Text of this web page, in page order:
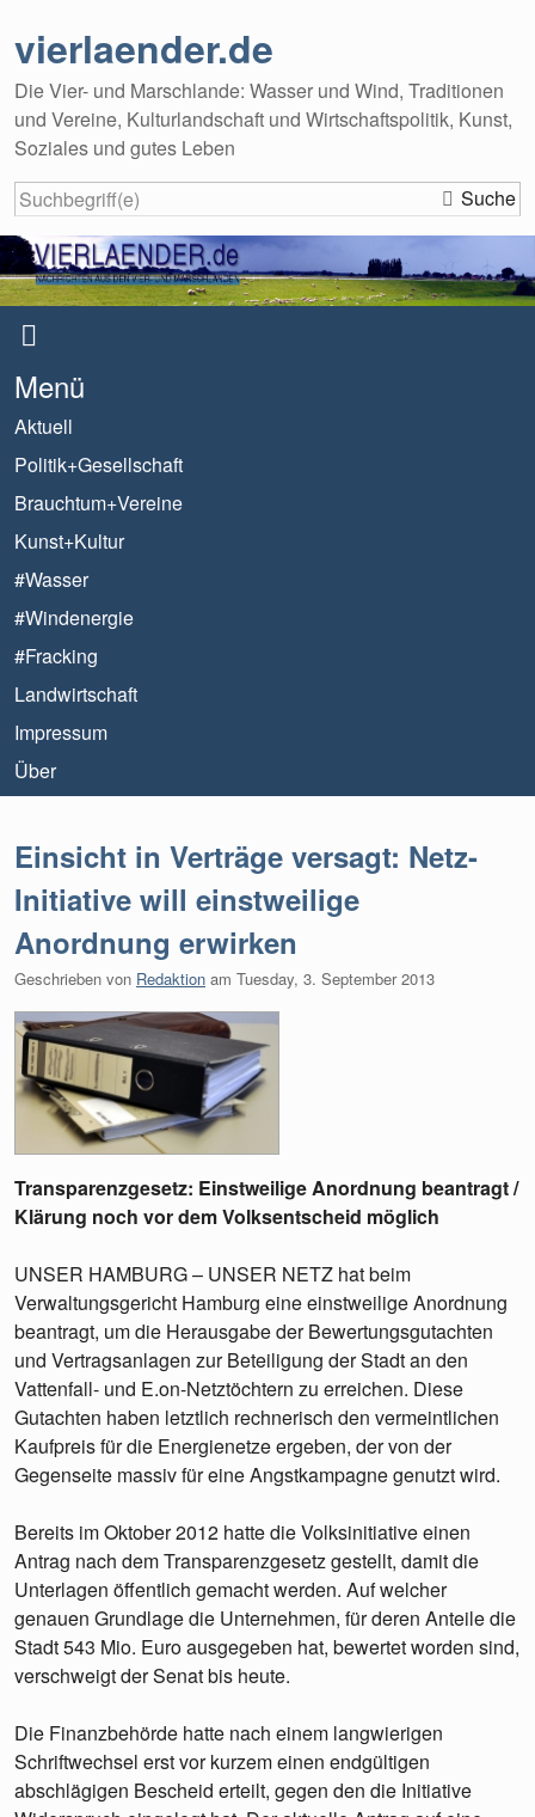
vierlaender.de
Die Vier- und Marschlande: Wasser und Wind, Traditionen
und Vereine, Kulturlandschaft und Wirtschaftspolitik, Kunst,
Soziales und gutes Leben
Suche
Menü
Aktuell
Politik+Gesellschaft
Brauchtum+Vereine
Kunst+Kultur
#Wasser
#Windenergie
#Fracking
Landwirtschaft
Impressum
Über
Einsicht in Verträge versagt: Netz-
Initiative will einstweilige
Anordnung erwirken
Geschrieben von Redaktion am Tuesday, 3. September 2013
Transparenzgesetz: Einstweilige Anordnung beantragt /
Klärung noch vor dem Volksentscheid möglich
UNSER HAMBURG – UNSER NETZ hat beim
Verwaltungsgericht Hamburg eine einstweilige Anordnung
beantragt, um die Herausgabe der Bewertungsgutachten
und Vertragsanlagen zur Beteiligung der Stadt an den
Vattenfall- und E.on-Netztöchtern zu erreichen. Diese
Gutachten haben letztlich rechnerisch den vermeintlichen
Kaufpreis für die Energienetze ergeben, der von der
Gegenseite massiv für eine Angstkampagne genutzt wird.
Bereits im Oktober 2012 hatte die Volksinitiative einen
Antrag nach dem Transparenzgesetz gestellt, damit die
Unterlagen öffentlich gemacht werden. Auf welcher
genauen Grundlage die Unternehmen, für deren Anteile die
Stadt 543 Mio. Euro ausgegeben hat, bewertet worden sind,
verschweigt der Senat bis heute.
Die Finanzbehörde hatte nach einem langwierigen
Schriftwechsel erst vor kurzem einen endgültigen
abschlägigen Bescheid erteilt, gegen den die Initiative